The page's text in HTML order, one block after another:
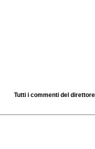
Tutti i commenti del direttore